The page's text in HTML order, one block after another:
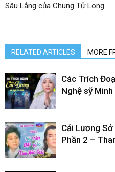
Sâu Lắng của Chung Tử Long
RELATED ARTICLES MORE
Các Trích
Nghệ sỹ
Cải Lương
Phần 2 –